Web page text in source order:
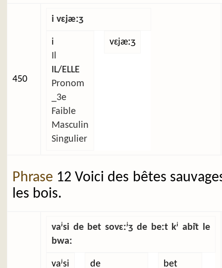
450
i vɛjæːʒ
i
IL/ELLE
Pronom
_3e
Faible
Masculin
Singulier
vɛjæːʒ
Phrase 12 Voici des bêtes
les bois.
vaʲsi de bet sovɛːʲʒ de beːt kʲ abi̜t le
bwaː
vaʲsi de bet